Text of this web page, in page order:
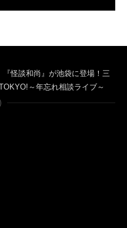
怪談和尚』が池袋に登場！三
～年忘れ相談ライブ～